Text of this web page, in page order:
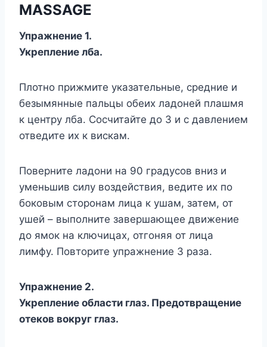
MASSAGE
Упражнение 1.
Укрепление лба.
Плотно прижмите указательные, средние и
безымянные пальцы обеих ладоней плашмя
к центру лба. Сосчитайте до 3 и с давлением
отведите их к вискам.
Поверните ладони на 90 градусов вниз и
уменьшив силу воздействия, ведите их по
боковым сторонам лица к ушам, затем, от
ушей – выполните завершающее движение
до ямок на ключицах, отгоняя от лица
лимфу. Повторите упражнение 3 раза.
Упражнение 2.
Укрепление области глаз. Предотвращение
отеков вокруг глаз.